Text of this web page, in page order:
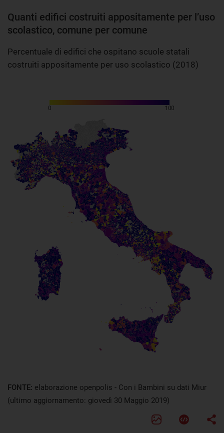
Quanti edifici costruiti appositamente per l’uso
scolastico, comune per comune
Percentuale di edifici che ospitano scuole statali
costruiti appositamente per uso scolastico (2018)
FONTE: elaborazione openpolis - Con i Bambini su dati Miur
(ultimo aggiornamento: giovedì 30 Maggio 2019)